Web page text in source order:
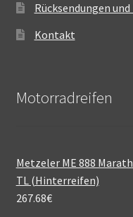
Rücksendungen
Kontakt
Motorradreifen
Metzeler ME 888
TL (Hinterreifen)
267.68€